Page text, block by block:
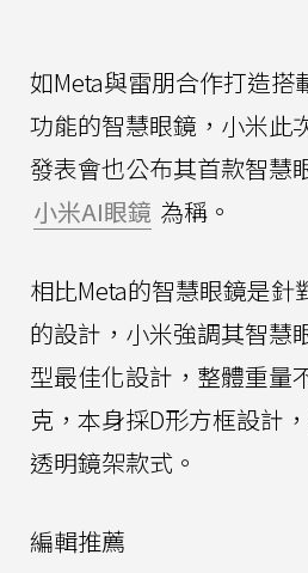
如Meta與雷朋合作打造搭
功能的智慧眼鏡，小米此
發表會也公布其首款智慧
小米AI眼鏡 為稱。
相比Meta的智慧眼鏡是針
的設計，小米強調其智慧
型最佳化設計，整體重量
克，本身採D形方框設計
透明鏡架款式。
編輯推薦